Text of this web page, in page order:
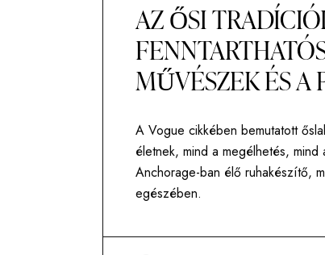
AZ ŐSI
MŰVÉSZEK ÉS A
A Vogue cikkében bemutatott
életnek, mind a megélhetés,
Anchorage-ban élő ruhakészítő,
egészében.